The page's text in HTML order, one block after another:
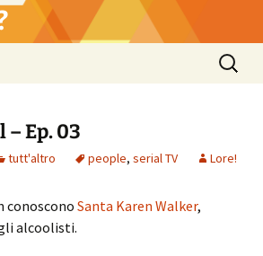
Ricerca
per:
Ep. 03
tutt'altro people, serial TV Lore!
conoscono Santa Karen Walker,
alcoolisti.